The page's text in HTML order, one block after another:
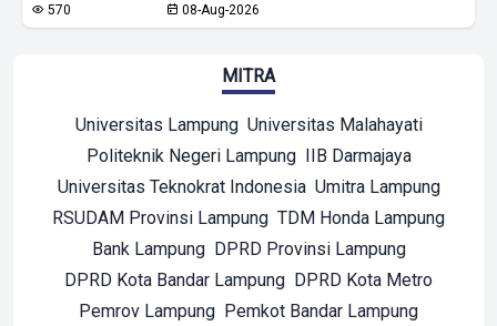
570 08-Aug-2026
MITRA
Universitas Lampung Universitas Malahayati
Politeknik Negeri Lampung IIB Darmajaya
Universitas Teknokrat Indonesia Umitra Lampung
RSUDAM Provinsi Lampung TDM Honda Lampung
Bank Lampung DPRD Provinsi Lampung
DPRD Kota Bandar Lampung DPRD Kota Metro
Pemrov Lampung Pemkot Bandar Lampung